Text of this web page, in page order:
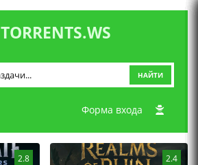
TORRENTS.WS
НАЙТИ
Форма входа
2.8 2.4